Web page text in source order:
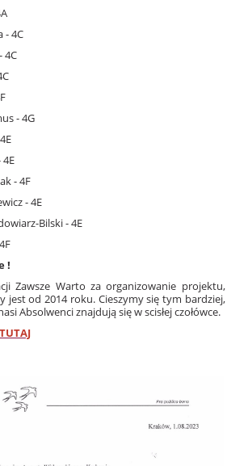
- 4C
4C
- 4G
- 4F
- 4E
Bilski - 4E
!
Zawsze Warto za organizowanie projektu,
jest od 2014 roku. Cieszymy się tym bardziej,
Absolwenci znajdują się w scisłej czołówce.
TUTAJ